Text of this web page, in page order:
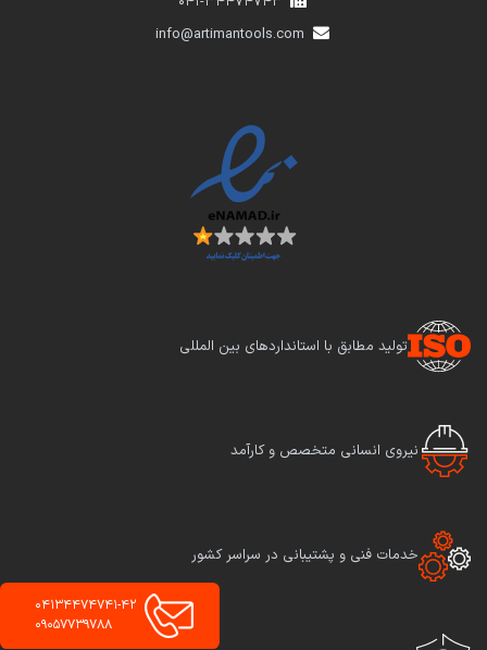
info@artimantools.com
04134474741-42
09057739788
تولید مطابق با استانداردهای بین المللی
نیروی انسانی متخصص و کارآمد
خدمات فنی و پشتیبانی در سراسر کشور